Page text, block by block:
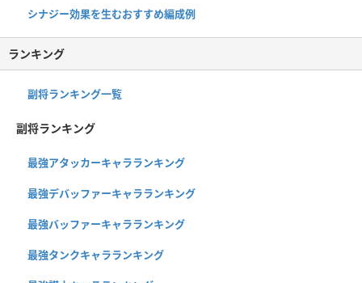
シナジー効果を生むおすすめ編成例
ランキング
副将ランキング一覧
副将ランキング
最強アタッカーキャラランキング
最強デバッファーキャラランキング
最強バッファーキャラランキング
最強タンクキャラランキング